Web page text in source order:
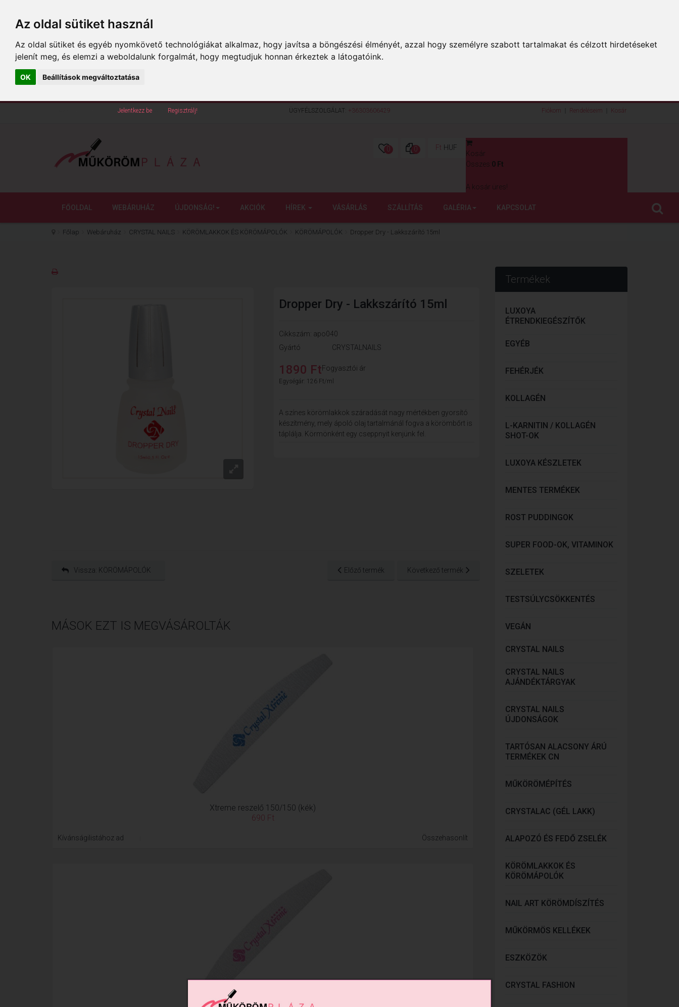
Az oldal sütiket használ
Az oldal sütiket és egyéb nyomkövető technológiákat alkalmaz, hogy javítsa a böngészési élményét, azzal hogy személyre szabott tartalmakat és célzott hirdetéseket
jelenít meg, és elemzi a weboldalunk forgalmát, hogy megtudjuk honnan érkeztek a látogatóink.
OK Beállítások megváltoztatása
Jelentkezz be Regisztrálj! ÜGYFÉLSZOLGÁLAT: +36303606429 Fiókom Rendeléseim Kosár
0 0 Ft HUF
Kosár
Összes: 0 Ft
A kosár üres!
FŐOLDAL WEBÁRUHÁZ ÚJDONSÁG! AKCIÓK HÍREK VÁSÁRLÁS SZÁLLÍTÁS GALÉRIA KAPCSOLAT
Főlap Webáruház CRYSTAL NAILS KÖRÖMLAKKOK ÉS KÖRÖMÁPOLÓK KÖRÖMÁPOLÓK Dropper Dry - Lakkszárító 15ml
Dropper Dry - Lakkszárító 15ml
Cikkszám: apo040
Gyártó
CRYSTALNAILS
Fogyasztói ár
1890 Ft
Egységár: 126 Ft/ml
A színes körömlakkok száradását nagy mértékben gyorsító
készítmény, mely ápoló olaj tartalmánál fogva a körömbőrt is
táplálja. Körmönként egy cseppnyit kenjünk fel.
Vissza: KÖRÖMÁPOLÓK Előző termék Következő termék
MÁSOK EZT IS MEGVÁSÁROLTÁK
Xtreme reszelő 150/150 (kék)
690 Ft
Összehasonlít
Kívánságilistához ad
Termékek
LUXOYA
ÉTRENDKIEGÉSZÍTŐK
EGYÉB
FEHÉRJÉK
KOLLAGÉN
L-KARNITIN / KOLLAGÉN
SHOT-OK
LUXOYA KÉSZLETEK
MENTES TERMÉKEK
ROST PUDDINGOK
SUPER FOOD-OK, VITAMINOK
SZELETEK
TESTSÚLYCSÖKKENTÉS
VEGÁN
CRYSTAL NAILS
CRYSTAL NAILS
AJÁNDÉKTÁRGYAK
CRYSTAL NAILS
ÚJDONSÁGOK
TARTÓSAN ALACSONY ÁRÚ
TERMÉKEK CN
MŰKÖRÖMÉPÍTÉS
CRYSTALAC (GÉL LAKK)
ALAPOZÓ ÉS FEDŐ ZSELÉK
KÖRÖMLAKKOK ÉS
KÖRÖMÁPOLÓK
NAIL ART KÖRÖMDÍSZÍTÉS
MŰKÖRMÖS KELLÉKEK
ESZKÖZÖK
CRYSTAL FASHION